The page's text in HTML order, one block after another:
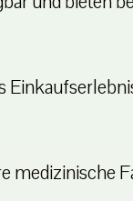
medizinische